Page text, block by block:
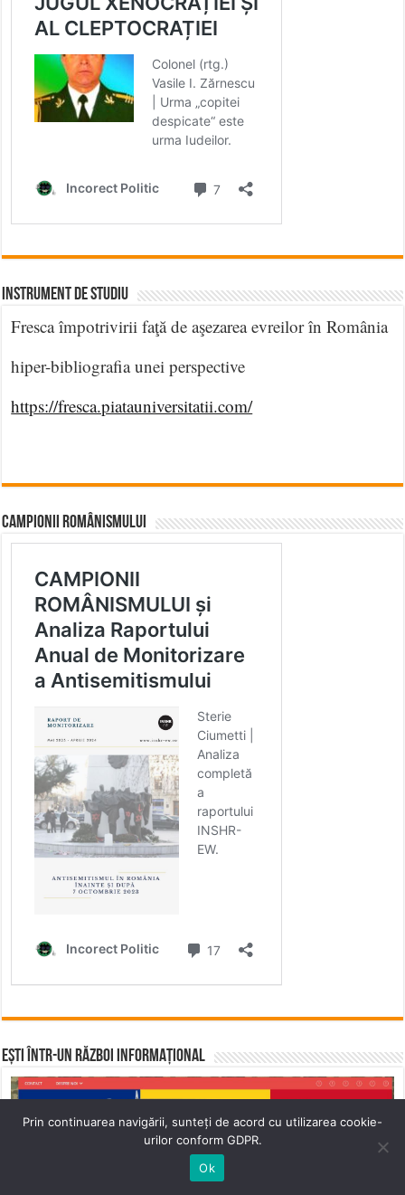
INSTRUMENT DE STUDIU
Fresca împotrivirii faţă de aşezarea evreilor în România
hiper-bibliografia unei perspective
https://fresca.piatauniversitatii.com/
CAMPIONII ROMÂNISMULUI
Ești într-un RĂZBOI INFORMAȚIONAL
Prin continuarea navigării, sunteți de acord cu utilizarea cookie-
urilor conform GDPR.
Ok